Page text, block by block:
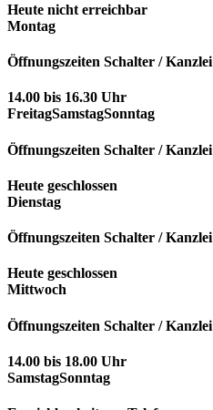
Heute nicht erreichbar
Montag
Öffnungszeiten Schalter / Kanzlei
14.00 bis 16.30 Uhr
FreitagSamstagSonntag
Öffnungszeiten Schalter / Kanzlei
Heute geschlossen
Dienstag
Öffnungszeiten Schalter / Kanzlei
Heute geschlossen
Mittwoch
Öffnungszeiten Schalter / Kanzlei
14.00 bis 18.00 Uhr
SamstagSonntag